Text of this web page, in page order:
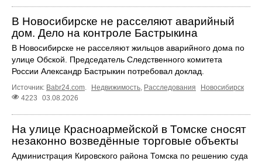
В Новосибирске не расселяют аварийный
дом. Дело на контроле Бастрыкина
В Новосибирске не расселяют жильцов аварийного дома по
улице Обской. Председатель Следственного комитета
России Александр Бастрыкин потребовал доклад.
Источник: Babr24.com. Недвижимость, Расследования
Новосибирск
4223
03.08.2026
На улице Красноармейской в Томске сносят
незаконно возведённые торговые объекты
Администрация Кировского района Томска по решению суда